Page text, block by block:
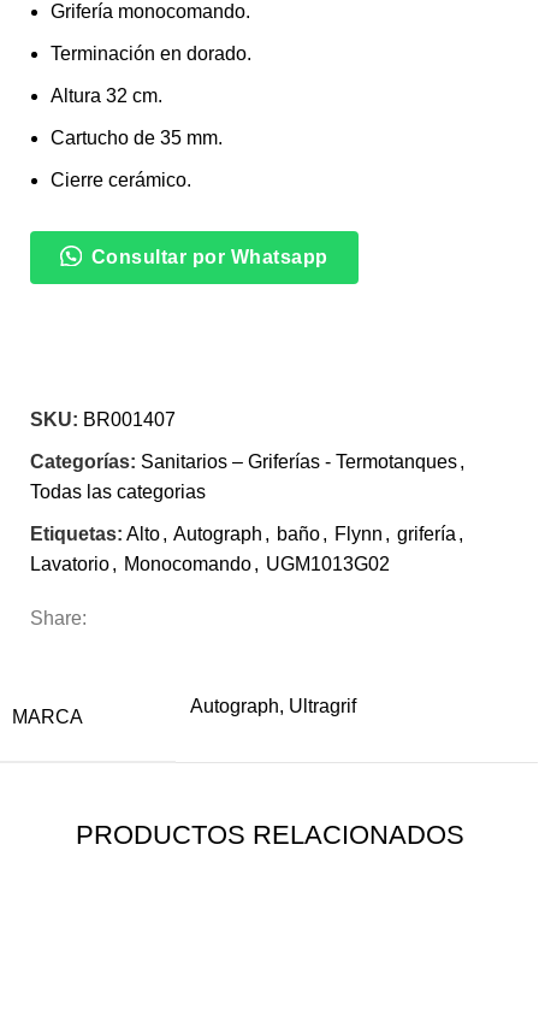
Grifería monocomando.
Terminación en dorado.
Altura 32 cm.
Cartucho de 35 mm.
Cierre cerámico.
Consultar por Whatsapp
SKU: BR001407
Categorías: Sanitarios – Griferías - Termotanques,
Todas las categorias
Etiquetas: Alto, Autograph , baño, Flynn , grifería ,
Lavatorio, Monocomando, UGM1013G02
Share:
MARCA
Autograph, Ultragrif
PRODUCTOS RELACIONADOS